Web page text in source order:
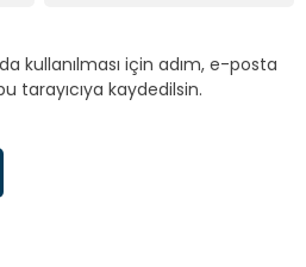
kullanılması için adım, e-posta
tarayıcıya kaydedilsin.